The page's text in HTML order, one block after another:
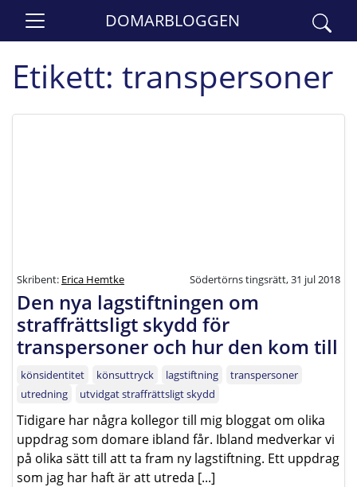
DOMARBLOGGEN
Etikett: transpersoner
Skribent: Erica Hemtke Södertörns tingsrätt, 31 jul 2018
Den nya lagstiftningen om
straffrättsligt skydd för
transpersoner och hur den kom till
könsidentitet könsuttryck lagstiftning
transpersoner
utredning
utvidgat straffrättsligt skydd
Tidigare har några kollegor till mig bloggat om olika
uppdrag som domare ibland får. Ibland medverkar vi
på olika sätt till att ta fram ny lagstiftning. Ett uppdrag
som jag har haft är att utreda [...]